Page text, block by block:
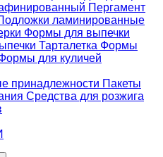
Пергамент
ламинированные
Формы для выпечки
Тарталетка Формы
для куличей
принадлежности Пакеты
Средства для розжига